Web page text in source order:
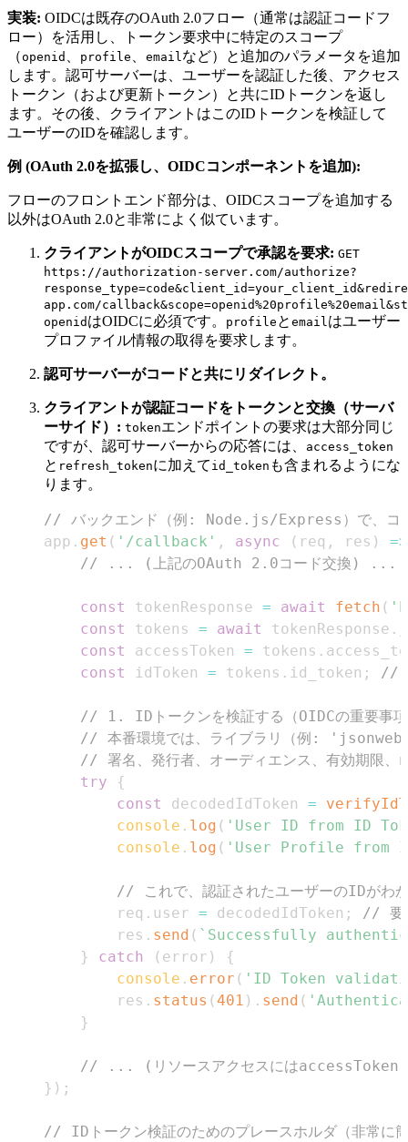
実装: OIDCは既存のOAuth 2.0フロー（通常は認証コードフ
ロー）を活用し、トークン要求中に特定のスコープ
（openid profile emailなど）と追加のパラメータを追加
します。認可サーバーは、ユーザーを認証した後、アクセス
トークン（および更新トークン）と共にIDトークンを返し
ます。その後、クライアントはこのIDトークンを検証して
ユーザーのIDを確認します。
例 (OAuth 2.0を拡張し、OIDCコンポーネントを追加):
フローのフロントエンド部分は、OIDCスコープを追加する
以外はOAuth 2.0と非常によく似ています。
クライアントがOIDCスコープで承認を要求: GET
https://authorization-server.com/authorize?
app.com/
openid はOIDCに必須です。 profile と emailはユーザー
プロファイル情報の取得を要求します。
認可サーバーがコードと共にリダイレクト。
クライアントが認証コードをトークンと交換（サーバ
ーサイド）: tokenエンドポイントの要求は大部分同じ
ですが、認可サーバーからの応答には、
access_token
と refresh_tokenに加えて id_token も含まれるようにな
ります。
// バックエンド（例: Node.js/Express）で、コー
app . get ( '/callback' , async ( req , res )
=>
// ... (上記のOAuth 2.0コード交換) ...
const tokenResponse = await fetch (
const
tokens = await tokenResponse .
const
accessToken = tokens .
const
idToken = tokens . id_token ; //
// 1. IDトークンを検証する（OIDCの重要事
// 本番環境では、ライブラリ（例:
// 署名、発行者、オーディエンス、有効期限、
try
{
const
decodedIdToken =
console . log ( 'User ID from ID
console . log ( 'User Profile from
// これで、認証されたユーザーのIDがわ
        req
. user = decodedIdToken ;
// 要
        res
. send ( ` Successfully
}
catch ( error )
{
console . error ( 'ID Token
        res
. status (401 ) . send (
}
// ... (リソースアクセスには
} ) ;
// IDトークン検証のためのプレースホルダ（非常に